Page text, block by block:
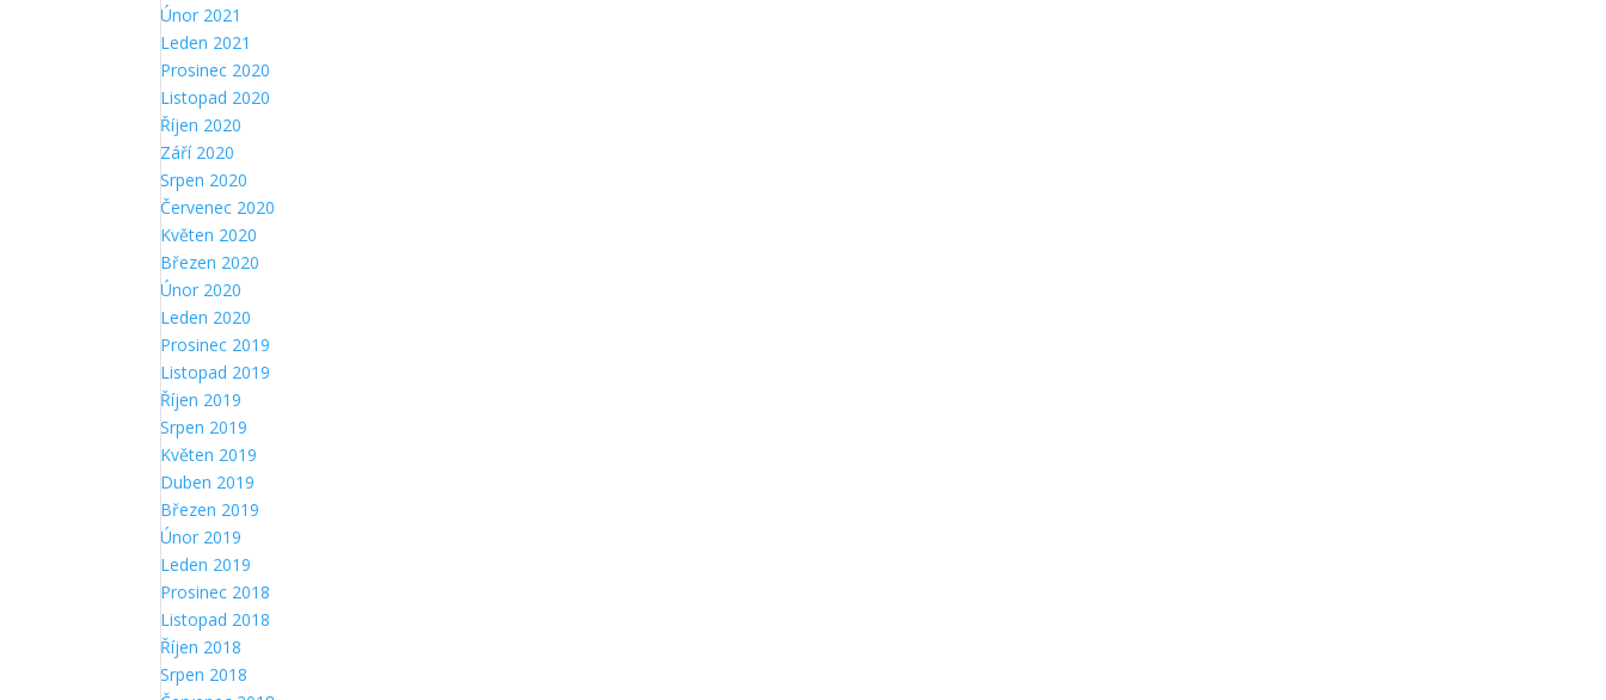
Únor 2021
Leden 2021
Prosinec 2020
Listopad 2020
Říjen 2020
Září 2020
Srpen 2020
Červenec 2020
Květen 2020
Březen 2020
Únor 2020
Leden 2020
Prosinec 2019
Listopad 2019
Říjen 2019
Srpen 2019
Květen 2019
Duben 2019
Březen 2019
Únor 2019
Leden 2019
Prosinec 2018
Listopad 2018
Říjen 2018
Srpen 2018